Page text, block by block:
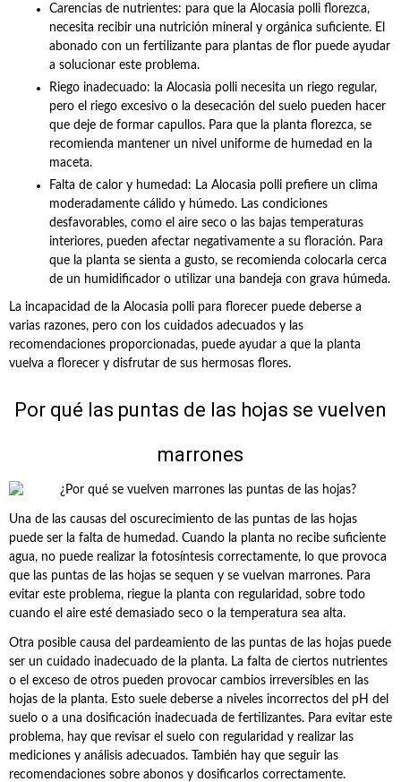
Carencias de nutrientes: para que la Alocasia polli florezca,
necesita recibir una nutrición mineral y orgánica suficiente. El
abonado con un fertilizante para plantas de flor puede ayudar
a solucionar este problema.
Riego inadecuado: la Alocasia polli necesita un riego regular,
pero el riego excesivo o la desecación del suelo pueden hacer
que deje de formar capullos. Para que la planta florezca, se
recomienda mantener un nivel uniforme de humedad en la
maceta.
Falta de calor y humedad: La Alocasia polli prefiere un clima
moderadamente cálido y húmedo. Las condiciones
desfavorables, como el aire seco o las bajas temperaturas
interiores, pueden afectar negativamente a su floración. Para
que la planta se sienta a gusto, se recomienda colocarla cerca
de un humidificador o utilizar una bandeja con grava húmeda.
La incapacidad de la Alocasia polli para florecer puede deberse a
varias razones, pero con los cuidados adecuados y las
recomendaciones proporcionadas, puede ayudar a que la planta
vuelva a florecer y disfrutar de sus hermosas flores.
Por qué las puntas de las hojas se vuelven
marrones
Una de las causas del oscurecimiento de las puntas de las hojas
puede ser la falta de humedad. Cuando la planta no recibe suficiente
agua, no puede realizar la fotosíntesis correctamente, lo que provoca
que las puntas de las hojas se sequen y se vuelvan marrones. Para
evitar este problema, riegue la planta con regularidad, sobre todo
cuando el aire esté demasiado seco o la temperatura sea alta.
Otra posible causa del pardeamiento de las puntas de las hojas puede
ser un cuidado inadecuado de la planta. La falta de ciertos nutrientes
o el exceso de otros pueden provocar cambios irreversibles en las
hojas de la planta. Esto suele deberse a niveles incorrectos del pH del
suelo o a una dosificación inadecuada de fertilizantes. Para evitar este
problema, hay que revisar el suelo con regularidad y realizar las
mediciones y análisis adecuados. También hay que seguir las
recomendaciones sobre abonos y dosificarlos correctamente.